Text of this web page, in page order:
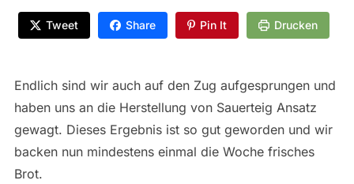
Tweet Share Pin It Drucken
Endlich sind wir auch auf den Zug aufgesprungen und
haben uns an die Herstellung von Sauerteig Ansatz
gewagt. Dieses Ergebnis ist so gut geworden und wir
backen nun mindestens einmal die Woche frisches
Brot.